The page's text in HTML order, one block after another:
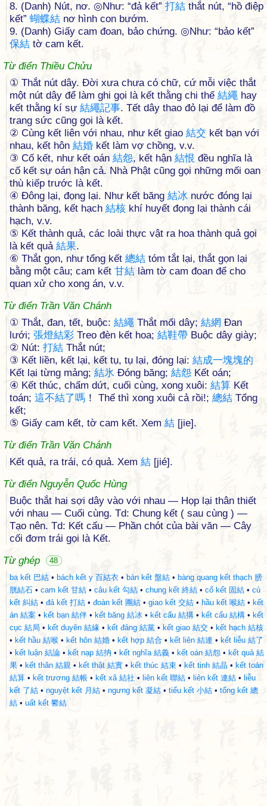
8. (Danh) Nút, nơ. ◎Như: “đả kết” 打結 thắt nút, “hồ điệp
kết” 蝴蝶結 nơ hình con bướm.
9. (Danh) Giấy cam đoan, bảo chứng. ◎Như: “bảo kết”
保結 tờ cam kết.
Từ điển Thiều Chửu
① Thắt nút dây. Ðời xưa chưa có chữ, cứ mỗi việc thắt
một nút dây để làm ghi gọi là kết thằng chi thế 結繩 hay
kết thằng kí sự 結繩記事. Tết dây thao đỏ lại để làm đồ
trang sức cũng gọi là kết.
② Cùng kết liên với nhau, như kết giao 結交 kết bạn với
nhau, kết hôn 結婚 kết làm vợ chồng, v.v.
③ Cố kết, như kết oán 結怨, kết hận 結恨 đều nghĩa là
cố kết sự oán hận cả. Nhà Phật cũng gọi những mối oan
thù kiếp trước là kết.
④ Ðông lại, đọng lại. Như kết băng 結冰 nước đóng lại
thành băng, kết hạch 結核 khí huyết đọng lại thành cái
hạch, v.v.
⑤ Kết thành quả, các loài thực vật ra hoa thành quả gọi
là kết quả 結果.
⑥ Thắt gọn, như tổng kết 總結 tóm tắt lại, thắt gọn lại
bằng một câu; cam kết 甘結 làm tờ cam đoan để cho
quan xử cho xong án, v.v.
Từ điển Trần Văn Chánh
① Thắt, đan, tết, buộc: 結繩 Thắt mối dây; 結網 Đan
lưới; 張燈結彩 Treo đèn kết hoa; 結鞋帶 Buộc dây giày;
② Nút: 打結 Thắt nút;
③ Kết liền, kết lại, kết tụ, tụ lại, đóng lại: 結成一塊塊的
Kết lại từng mảng; 結氷 Đóng băng; 結怨 Kết oán;
④ Kết thúc, chấm dứt, cuối cùng, xong xuôi: 結算 Kết
toán; 這不結了嗎 ！ Thế thì xong xuôi cả rồi!; 總結 Tổng
kết;
⑤ Giấy cam kết, tờ cam kết. Xem 結 [jie].
Từ điển Trần Văn Chánh
Kết quả, ra trái, có quả. Xem 結 [jié].
Từ điển Nguyễn Quốc Hùng
Buộc thắt hai sợi dây vào với nhau — Họp lại thân thiết
với nhau — Cuối cùng. Td: Chung kết ( sau cùng ) —
Tạo nên. Td: Kết cấu — Phần chót của bài văn — Cây
cối đơm trái gọi là Kết.
Từ ghép
48
ba kết 巴結 • bách kết y 百結衣 • bàn kết 盤結 • bàng quang kết thạch 膀
胱結石 • cam kết 甘結 • câu kết 勾結 • chung kết 終結 • cố kết 固結 • củ
kết 糾結 • đả kết 打結 • đoàn kết 團結 • giao kết 交結 • hầu kết 喉結 • kết
án 結案 • kết bạn 結伴 • kết băng 結冰 • kết cấu 結搆 • kết cấu 結構 • kết
cục 結局 • kết duyên 結緣 • kết đảng 結黨 • kết giao 結交 • kết hạch 結核
• kết hầu 結喉 • kết hôn 結婚 • kết hợp 結合 • kết liên 結連 • kết liễu 結了
• kết luận 結論 • kết nạp 結抐 • kết nghĩa 結義 • kết oán 結怨 • kết quả 結
果 • kết thân 結親 • kết thật 結實 • kết thúc 結束 • kết tinh 結晶 • kết toán
結算 • kết trương 結帳 • kết xã 結社 • liên kết 聯結 • liên kết 連結 • liễu
kết 了結 • nguyệt kết 月結 • ngưng kết 凝結 • tiểu kết 小結 • tổng kết 總
結 • uất kết 鬰結